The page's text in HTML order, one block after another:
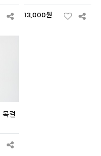
13,000원
목걸